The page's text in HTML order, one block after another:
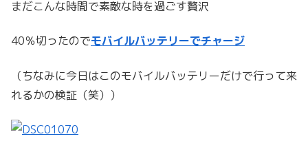
まだこんな時間で素敵な時を過ごす贅沢
40％切ったのでモバイルバッテリーでチャージ
（ちなみに今日はこのモバイルバッテリーだけで行って来
れるかの検証（笑））